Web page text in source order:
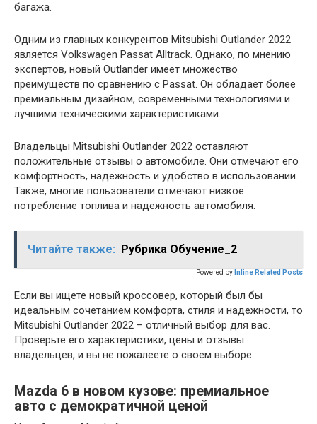
багажа.
Одним из главных конкурентов Mitsubishi Outlander 2022
является Volkswagen Passat Alltrack. Однако, по мнению
экспертов, новый Outlander имеет множество
преимуществ по сравнению с Passat. Он обладает более
премиальным дизайном, современными технологиями и
лучшими техническими характеристиками.
Владельцы Mitsubishi Outlander 2022 оставляют
положительные отзывы о автомобиле. Они отмечают его
комфортность, надежность и удобство в использовании.
Также, многие пользователи отмечают низкое
потребление топлива и надежность автомобиля.
Читайте также: Рубрика Обучение_2
Powered by Inline Related Posts
Если вы ищете новый кроссовер, который был бы
идеальным сочетанием комфорта, стиля и надежности, то
Mitsubishi Outlander 2022 – отличный выбор для вас.
Проверьте его характеристики, цены и отзывы
владельцев, и вы не пожалеете о своем выборе.
Mazda 6 в новом кузове: премиальное
авто с демократичной ценой